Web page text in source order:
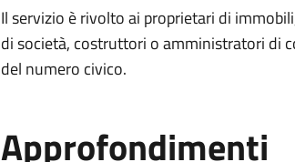
Il servizio è rivolto ai proprietari di
di società, costruttori o amministratori di
del numero civico.
Approfondimenti